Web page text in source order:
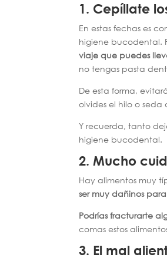
1. Cepíllate
En estas fechas es
higiene bucodental.
viaje que puedes
no tengas pasta
De esta forma,
olvides el hilo o seda
Y recuerda, tanto
higiene bucodental.
2.Mucho
Hay alimentos muy
ser muy dañinos
Podrías fracturarte
comas estos
3. El mal